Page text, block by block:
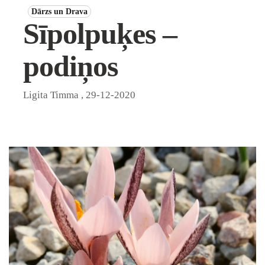
Dārzs un Drava
Sīpolpuķes –
podiņos
Ligita Timma , 29-12-2020